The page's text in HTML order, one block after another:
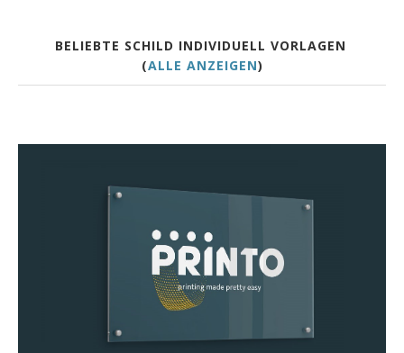
BELIEBTE SCHILD INDIVIDUELL VORLAGEN
(ALLE ANZEIGEN)